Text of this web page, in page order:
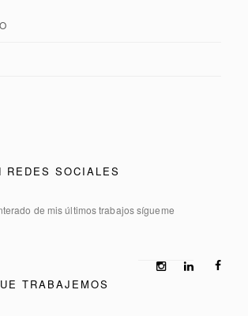
REDES SOCIALES
de mis últimos trabajos sígueme
TRABAJEMOS